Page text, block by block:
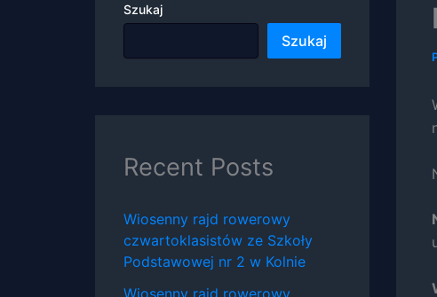
Szukaj
Szukaj
Recent Posts
Wiosenny rajd rowerowy
czwartoklasistów ze Szkoły
Podstawowej nr 2 w Kolnie